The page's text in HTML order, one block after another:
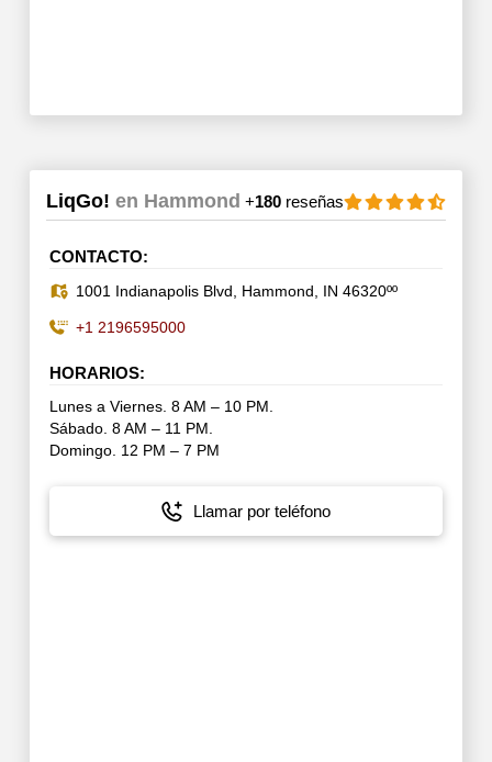
LiqGo! en Hammond +180 reseñas
CONTACTO:
1001 Indianapolis Blvd, Hammond, IN 46320ºº
+1 2196595000
HORARIOS:
Lunes a Viernes. 8 AM – 10 PM.
Sábado. 8 AM – 11 PM.
Domingo. 12 PM – 7 PM
Llamar por teléfono